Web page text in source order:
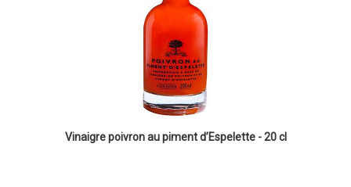
Vinaigre poivron au piment d’Espelette - 20 cl